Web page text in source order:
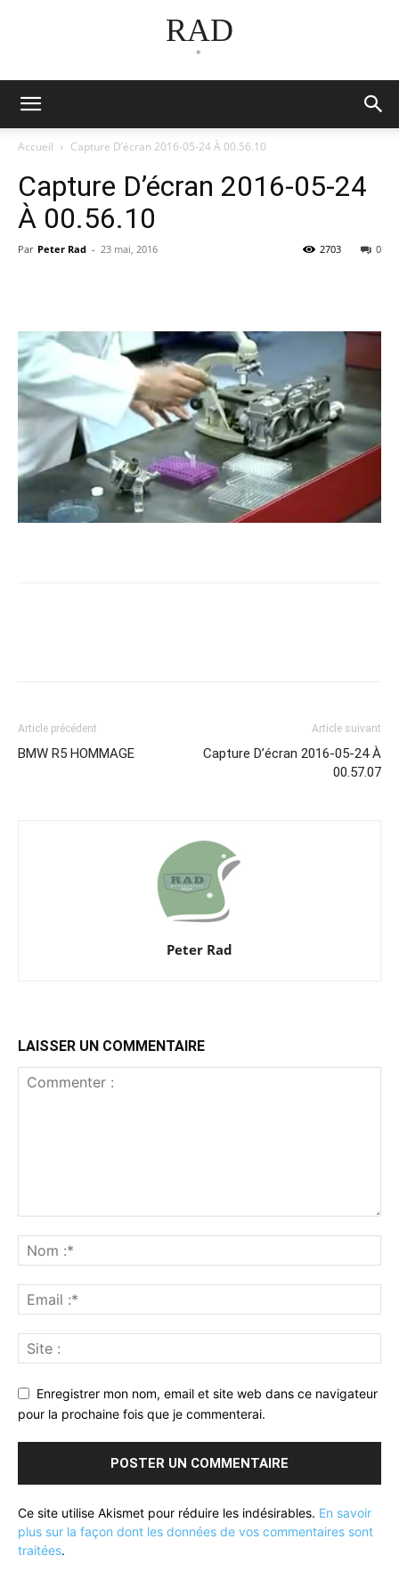
RAD
*
Accueil Capture D’écran 2016-05-24 À 00.56.10
Capture D’écran 2016-05-24
À 00.56.10
Par Peter Rad - 23 mai, 2016 0
2703
Article précédent
BMW R5 HOMMAGE
Article suivant
Capture D’écran 2016-05-24 À
00.57.07
Peter Rad
LAISSER UN COMMENTAIRE
Enregistrer mon nom, email et site web dans ce navigateur
pour la prochaine fois que je commenterai.
Ce site utilise Akismet pour réduire les indésirables. En savoir
plus sur la façon dont les données de vos commentaires sont
traitées.